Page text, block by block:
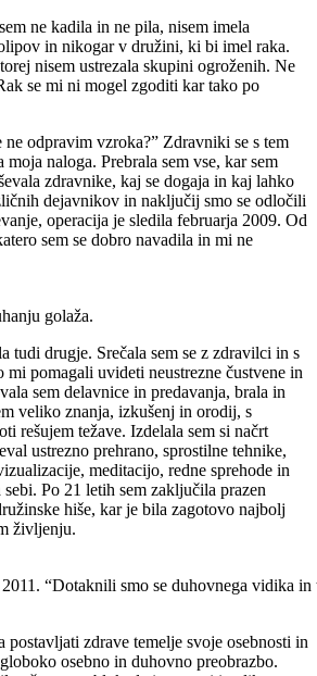
ne kadila in ne pila, nisem imela
in nikogar v družini, ki bi imel raka.
nisem ustrezala skupini ogroženih. Ne
se mi ni mogel zgoditi kar tako po
odpravim vzroka?” Zdravniki se s tem
naloga. Prebrala sem vse, kar sem
zdravnike, kaj se dogaja in kaj lahko
dejavnikov in naključij smo se odločili
operacija je sledila februarja 2009. Od
sem se dobro navadila in mi ne
golaža.
tudi drugje. Srečala sem se z zdravilci in s
mi pomagali uvideti neustrezne čustvene in
sem delavnice in predavanja, brala in
veliko znanja, izkušenj in orodij, s
rešujem težave. Izdelala sem si načrt
ustrezno prehrano, sprostilne tehnike,
meditacijo, redne sprehode in
sebi. Po 21 letih sem zaključila prazen
hiše, kar je bila zagotovo najbolj
življenju.
“Dotaknili smo se duhovnega vidika
postavljati zdrave temelje svoje osebnosti in
osebno in duhovno preobrazbo.